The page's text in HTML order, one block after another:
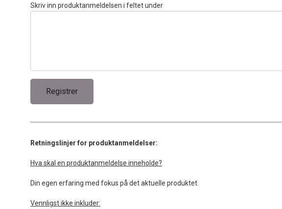
Skriv inn produktanmeldelsen i feltet under
Retningslinjer for produktanmeldelser:
Hva skal en produktanmeldelse inneholde?
Din egen erfaring med fokus på det aktuelle produktet.
Vennligst ikke inkluder: